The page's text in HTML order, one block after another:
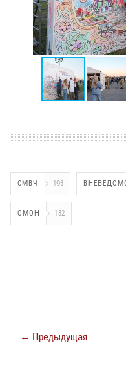
СМВЧ 198
ОМОН 132
← Предыдущая